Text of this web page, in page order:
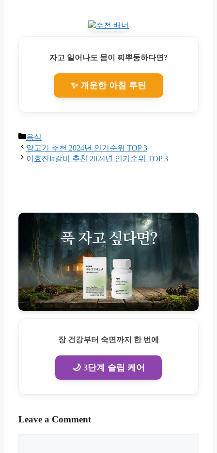
자고 일어나도 몸이 찌뿌둥하다면?
✨ 개운한 아침 루틴
Categories
음식
양고기 추천 2024년 인기순위 TOP 3
이효진la갈비 추천 2024년 인기순위 TOP 3
장 건강부터 숙면까지 한 번에
🌙 3단계 슬립 케어
Leave a Comment